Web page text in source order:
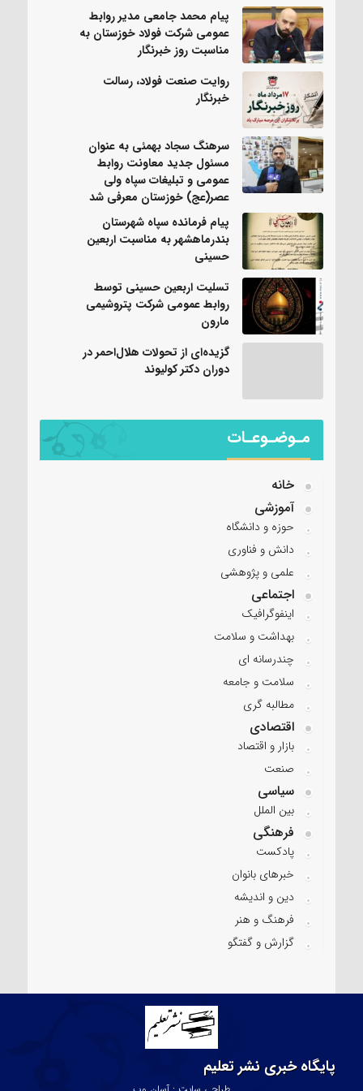
پیام محمد جامعی مدیر روابط
عمومی شرکت فولاد خوزستان به
مناسبت روز خبرنگار
روایت صنعت فولاد،‌ رسالت
خبرنگار
سرهنگ سجاد بهمئی به عنوان
مسئول جدید معاونت روابط
عمومی و تبلیغات سپاه ولی
عصر(عج) خوزستان معرفی شد
پیام فرمانده سپاه شهرستان
بندرماهشهر به مناسبت اربعین
حسینی
تسلیت اربعین حسینی توسط
روابط عمومی شرکت پتروشیمی
مارون
گزیده‌ای از تحولات هلال‌احمر در
دوران دکتر کولیوند
مـوضـوعـات
خانه
آموزشی
حوزه و دانشگاه
دانش و فناوری
علمی و پژوهشی
اجتماعی
اینفوگرافیک
بهداشت و سلامت
چندرسانه ای
سلامت و جامعه
مطالبه گری
اقتصادی
بازار و اقتصاد
صنعت
سیاسی
بین الملل
فرهنگی
پادکست
خبرهای بانوان
دین و اندیشه
فرهنگ و هنر
گزارش و گفتگو
پایگاه خبری نشر تعلیم